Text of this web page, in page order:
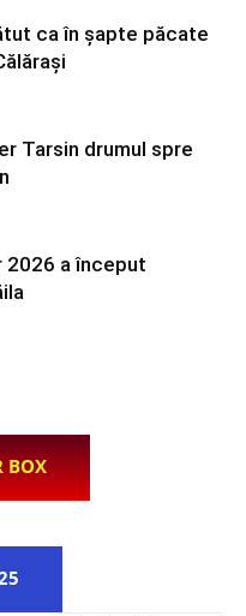
ca în șapte păcate
Tarsin drumul spre
2026 a început
BOX